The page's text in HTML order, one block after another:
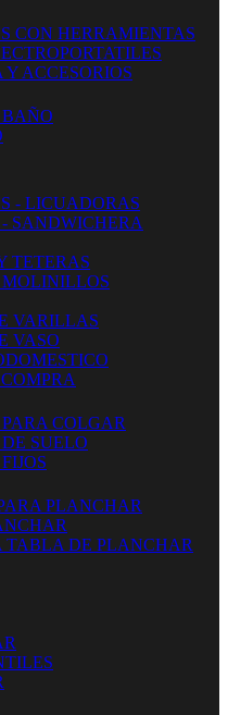
CON HERRAMIENTAS
ACCESORIOS
BAÑO
- LICUADORAS
SANDWICHERA
TETERAS
VARILLAS
VASO
COLGAR
SUELO
PLANCHAR
TABLA DE PLANCHAR